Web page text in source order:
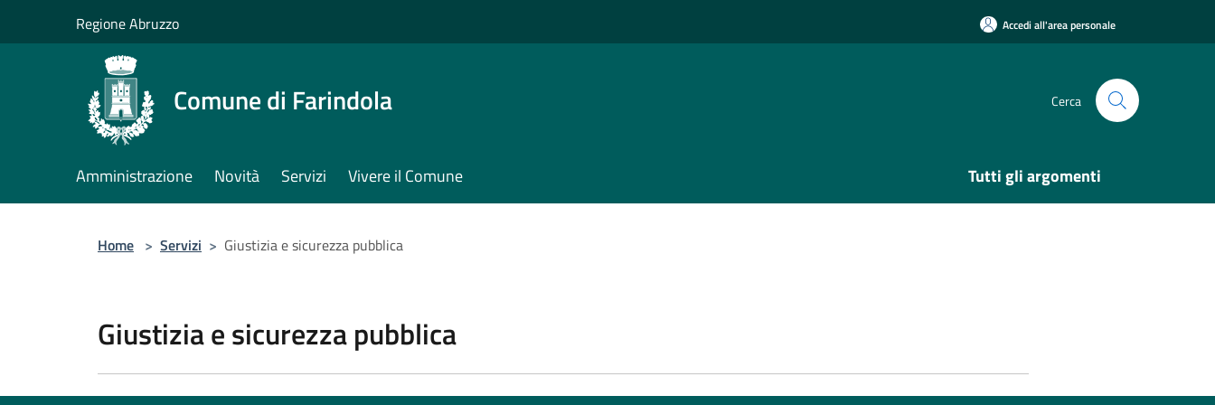
Regione Abruzzo Accedi all'area personale
Comune di Farindola Cerca
Amministrazione Novità Servizi Vivere il Comune Tutti gli argomenti
Home > Servizi > Giustizia e sicurezza pubblica
Giustizia e sicurezza pubblica